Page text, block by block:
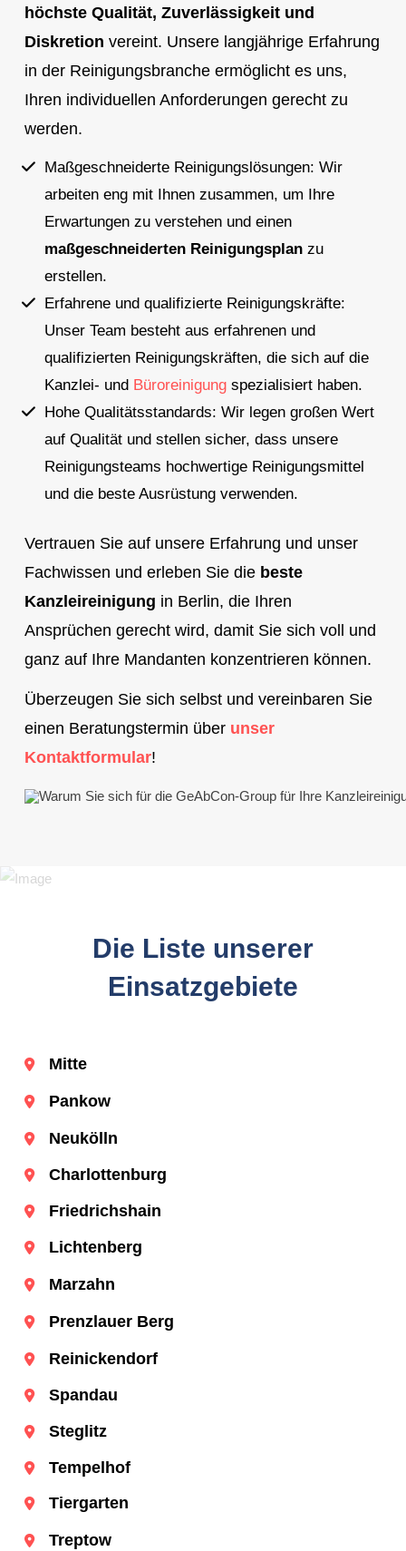
höchste Qualität, Zuverlässigkeit und
Diskretion vereint. Unsere langjährige Erfahrung
in der Reinigungsbranche ermöglicht es uns,
Ihren individuellen Anforderungen gerecht zu
werden.
Maßgeschneiderte Reinigungslösungen: Wir
arbeiten eng mit Ihnen zusammen, um Ihre
Erwartungen zu verstehen und einen
maßgeschneiderten Reinigungsplan zu
erstellen.
Erfahrene und qualifizierte Reinigungskräfte:
Unser Team besteht aus erfahrenen und
qualifizierten Reinigungskräften, die sich auf die
Kanzlei- und Büroreinigungspezialisiert haben.
Hohe Qualitätsstandards: Wir legen großen Wert
auf Qualität und stellen sicher, dass unsere
Reinigungsteams hochwertige Reinigungsmittel
und die beste Ausrüstung verwenden.
Vertrauen Sie auf unsere Erfahrung und unser
Fachwissen und erleben Sie die beste
Kanzleireinigung in Berlin, die Ihren
Ansprüchen gerecht wird, damit Sie sich voll und
ganz auf Ihre Mandanten konzentrieren können.
Überzeugen Sie sich selbst und vereinbaren Sie
einen Beratungstermin über unser
Kontaktformular!
Die Liste unserer
Einsatzgebiete
Mitte
Pankow
Neukölln
Charlottenburg
Friedrichshain
Lichtenberg
Marzahn
Prenzlauer Berg
Reinickendorf
Spandau
Steglitz
Tempelhof
Tiergarten
Treptow